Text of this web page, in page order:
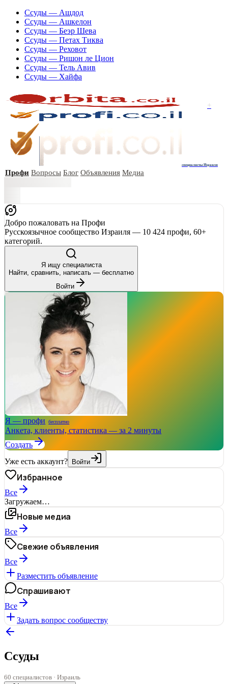
Ссуды — Ашдод
Ссуды — Ашкелон
Ссуды — Беэр Шева
Ссуды — Петах Тиква
Ссуды — Реховот
Ссуды — Ришон ле Цион
Ссуды — Тель Авив
Ссуды — Хайфа
+
специалисты Израиля
Профи Вопросы Блог Объявления Медиа
Добро пожаловать на Профи
Русскоязычное сообщество Израиля — 10 424 профи, 60+
категорий.
Я ищу специалиста
Найти, сравнить, написать — бесплатно
Войти
Я — профи бесплатно
Анкета, клиенты, статистика — за 2 минуты
Создать
Уже есть аккаунт? Войти
Избранное
Все
Загружаем…
Новые медиа
Все
Свежие объявления
Все
Разместить объявление
Спрашивают
Все
Задать вопрос сообществу
Ссуды
60 специалистов · Израиль